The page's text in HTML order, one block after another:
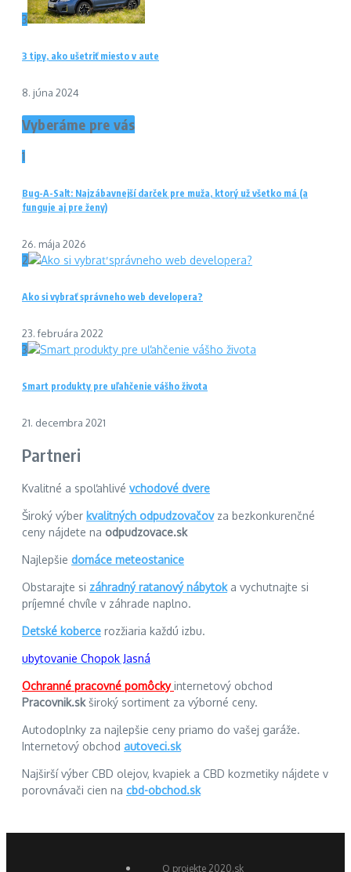
3
3 tipy, ako ušetriť miesto v aute
8. júna 2024
Vyberáme pre vás
1
Bug-A-Salt: Najzábavnejší darček pre muža, ktorý už všetko má (a
funguje aj pre ženy)
26. mája 2026
2
Ako si vybrať správneho web developera?
23. februára 2022
3
Smart produkty pre uľahčenie vášho života
21. decembra 2021
Partneri
Kvalitné a spoľahlivé vchodové dvere
Široký výber kvalitných odpudzovačovza bezkonkurenčné
ceny nájdete na odpudzovace.sk
Najlepšie domáce meteostanice
Obstarajte si záhradný ratanový nábytoka vychutnajte si
príjemné chvíle v záhrade naplno.
Detské koberce rozžiaria každú izbu.
ubytovanie Chopok Jasná
Ochranné pracovné pomôckyinternetový obchod
Pracovnik.skširoký sortiment za výborné ceny.
Autodoplnky za najlepšie ceny priamo do vašej garáže.
Internetový obchod autoveci.sk
Najširší výber CBD olejov, kvapiek a CBD kozmetiky nájdete v
porovnávači cien na cbd-obchod.sk
O projekte 2020.sk